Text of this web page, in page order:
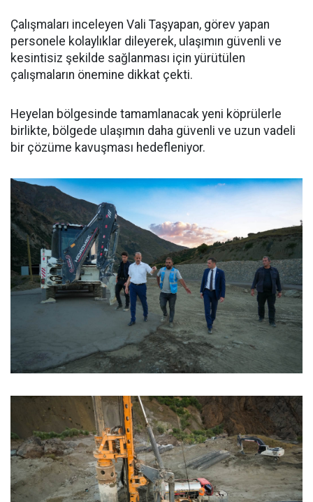
Çalışmaları inceleyen Vali Taşyapan, görev yapan
personele kolaylıklar dileyerek, ulaşımın güvenli ve
kesintisiz şekilde sağlanması için yürütülen
çalışmaların önemine dikkat çekti.
Heyelan bölgesinde tamamlanacak yeni köprülerle
birlikte, bölgede ulaşımın daha güvenli ve uzun vadeli
bir çözüme kavuşması hedefleniyor.